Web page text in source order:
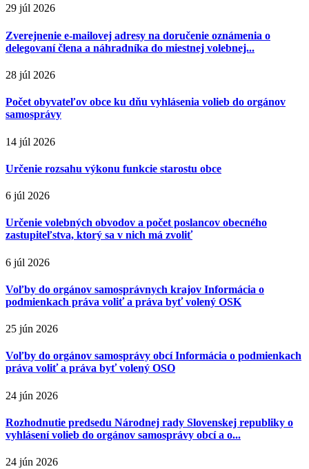
29 júl 2026
Zverejnenie e-mailovej adresy na doručenie oznámenia o
delegovaní člena a náhradníka do miestnej volebnej...
28 júl 2026
Počet obyvateľov obce ku dňu vyhlásenia volieb do orgánov
samosprávy
14 júl 2026
Určenie rozsahu výkonu funkcie starostu obce
6 júl 2026
Určenie volebných obvodov a počet poslancov obecného
zastupiteľstva, ktorý sa v nich má zvoliť
6 júl 2026
Voľby do orgánov samosprávnych krajov Informácia o
podmienkach práva voliť a práva byť volený OSK
25 jún 2026
Voľby do orgánov samosprávy obcí Informácia o podmienkach
práva voliť a práva byť volený OSO
24 jún 2026
Rozhodnutie predsedu Národnej rady Slovenskej republiky o
vyhlásení volieb do orgánov samosprávy obcí a o...
24 jún 2026